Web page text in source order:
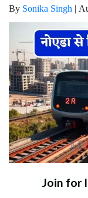
By Sonika Singh |
Join for